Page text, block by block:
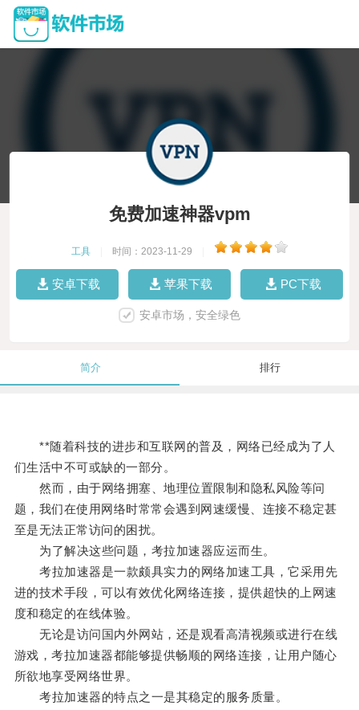
免费加速神器vpm
工具 时间：2023-11-29
安卓下载 苹果下载 PC下载
安卓市场，安全绿色
简介 排行
**随着科技的进步和互联网的普及，网络已经成为了人
们生活中不可或缺的一部分。
然而，由于网络拥塞、地理位置限制和隐私风险等问
题，我们在使用网络时常常会遇到网速缓慢、连接不稳定甚
至是无法正常访问的困扰。
为了解决这些问题，考拉加速器应运而生。
考拉加速器是一款颇具实力的网络加速工具，它采用先
进的技术手段，可以有效优化网络连接，提供超快的上网速
度和稳定的在线体验。
无论是访问国内外网站，还是观看高清视频或进行在线
游戏，考拉加速器都能够提供畅顺的网络连接，让用户随心
所欲地享受网络世界。
考拉加速器的特点之一是其稳定的服务质量。